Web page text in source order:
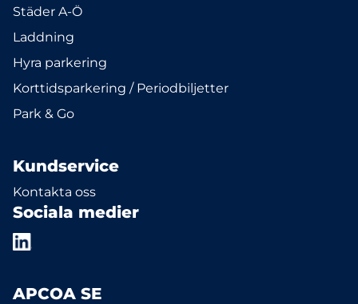
Städer A-Ö
Laddning
Hyra parkering
Korttidsparkering / Periodbiljetter
Park & Go
Kundservice
Kontakta oss
Sociala medier
APCOA SE